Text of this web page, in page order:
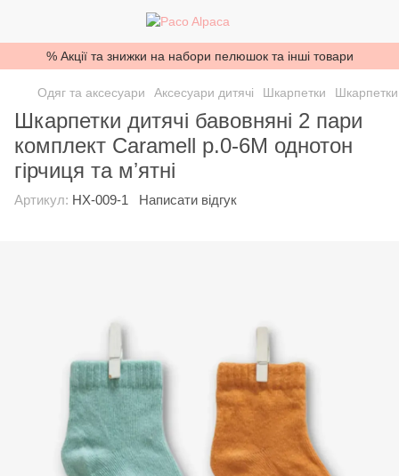
% Акції та знижки на набори пелюшок та інші товари
Одяг та аксесуари Аксесуари дитячі Шкарпетки
Шкарпетки дитячі бавовняні 2 пари
комплект Caramell р.0-6М однотон
гірчиця та мʼятні
Артикул: НХ-009-1 Написати відгук